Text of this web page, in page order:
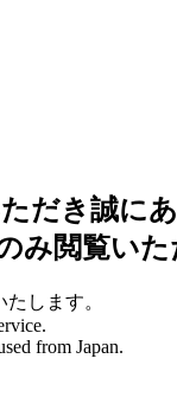
だき誠に
み閲覧いた
します。
from Japan.